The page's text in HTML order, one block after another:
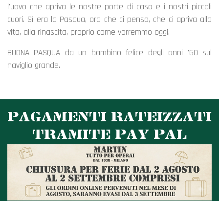
l'uovo che apriva le nostre porte di casa e i nostri piccoli
cuori. Sì era la Pasqua, ora che ci penso, che ci apriva alla
vita, alla rinascita, proprio come vorremmo oggi.
BUONA PASQUA da un bambino felice degli anni '60 sul
naviglio grande.
PAGAMENTI RATEIZZATI
TRAMITE PAY PAL